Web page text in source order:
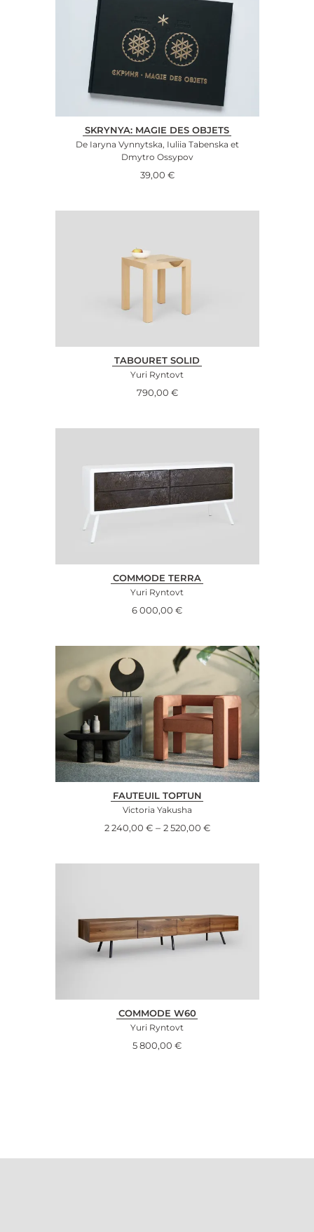
SKRYNYA: MAGIE DES OBJETS
De Iaryna Vynnytska, Iuliia Tabenska et
Dmytro Ossypov
39,00 €
TABOURET SOLID
Yuri Ryntovt
790,00 €
COMMODE TERRA
Yuri Ryntovt
6 000,00 €
FAUTEUIL TOPTUN
Victoria Yakusha
2 240,00 €– 2 520,00 €
COMMODE W60
Yuri Ryntovt
5 800,00 €